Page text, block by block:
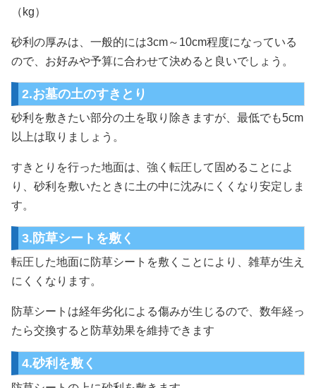
（kg）
砂利の厚みは、一般的には3cm～10cm程度になっている
ので、お好みや予算に合わせて決めると良いでしょう。
2.お墓の土のすきとり
砂利を敷きたい部分の土を取り除きますが、最低でも5cm
以上は取りましょう。
すきとりを行った地面は、強く転圧して固めることによ
り、砂利を敷いたときに土の中に沈みにくくなり安定しま
す。
3.防草シートを敷く
転圧した地面に防草シートを敷くことにより、雑草が生え
にくくなります。
防草シートは経年劣化による傷みが生じるので、数年経っ
たら交換すると防草効果を維持できます
4.砂利を敷く